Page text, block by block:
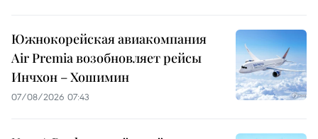
Южнокорейская авиакомпания
Air Premia возобновляет рейсы
Инчхон – Хошимин
07/08/2026 07:43